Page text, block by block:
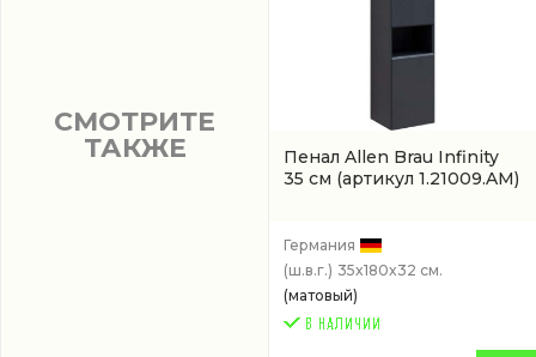
СМОТРИТЕ
ТАКЖЕ
Пенал Allen Brau Infinity
35 см (артикул 1.21009.AM)
Германия
(ш.в.г.) 35x180x32 см.
(матовый)